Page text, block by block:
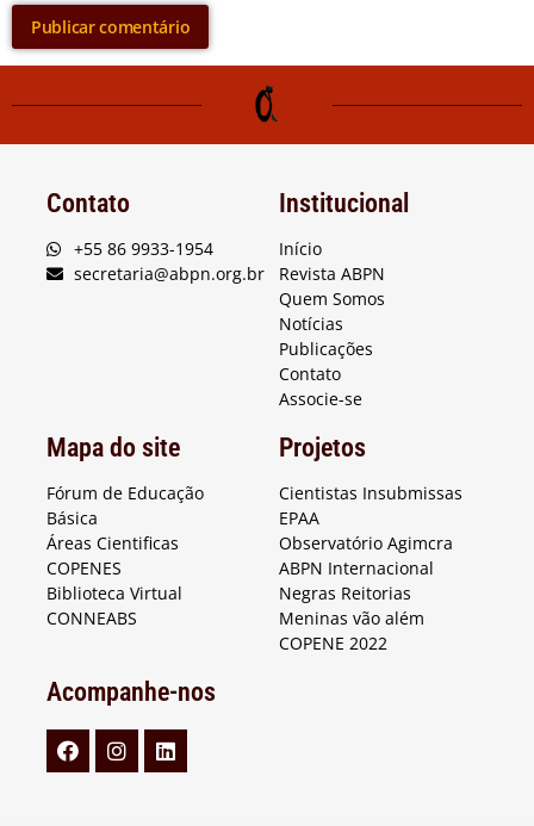
Contato
+55 86 9933-1954
secretaria@abpn.org.br
Institucional
Início
Revista ABPN
Quem Somos
Notícias
Publicações
Contato
Associe-se
Mapa do site
Fórum de Educação
Básica
Áreas Cientificas
COPENES
Biblioteca Virtual
CONNEABS
Projetos
Cientistas Insubmissas
EPAA
Observatório Agimcra
ABPN Internacional
Negras Reitorias
Meninas vão além
COPENE 2022
Acompanhe-nos